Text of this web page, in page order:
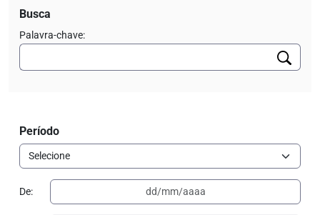
Busca
Palavra-chave:
Período
De: